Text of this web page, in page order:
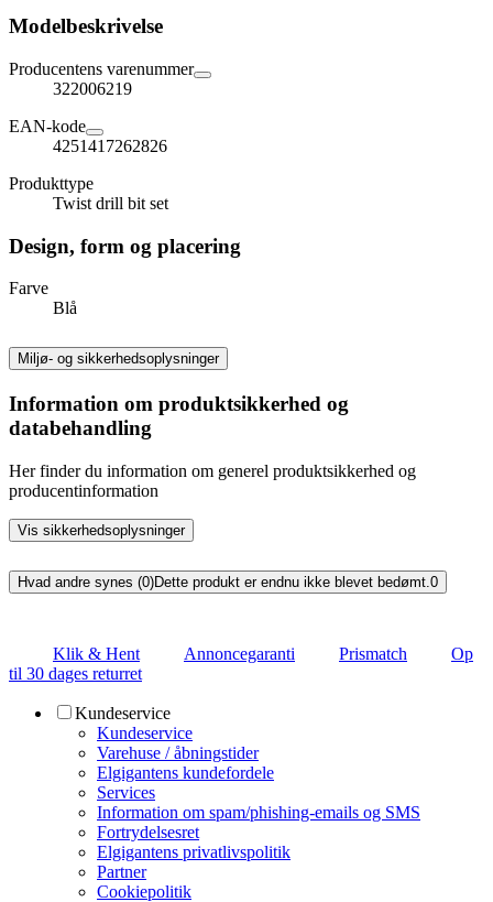
Modelbeskrivelse
Producentens varenummer
322006219
EAN-kode
4251417262826
Produkttype
Twist drill bit set
Design, form og placering
Farve
Blå
Miljø- og sikkerhedsoplysninger
Information om produktsikkerhed og
databehandling
Her finder du information om generel produktsikkerhed og
producentinformation
Vis sikkerhedsoplysninger
Hvad andre synes (0)Dette produkt er endnu ikke blevet bedømt. 0
Klik & Hent Annoncegaranti Prismatch
Op
til 30 dages returret
Kundeservice
Kundeservice
Varehuse / åbningstider
Elgigantens kundefordele
Services
Information om spam/phishing-emails og SMS
Fortrydelsesret
Elgigantens privatlivspolitik
Partner
Cookiepolitik